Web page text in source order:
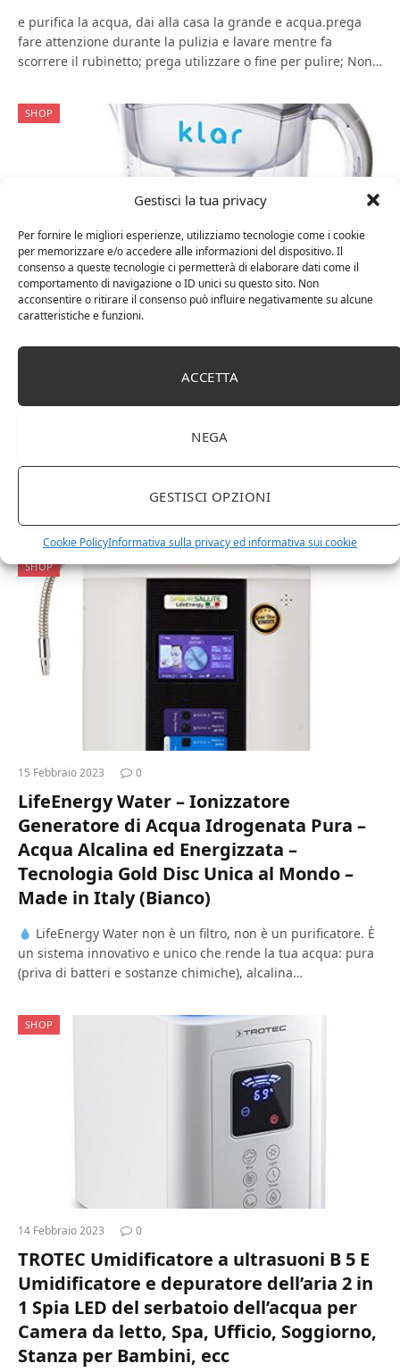
Gestisci la tua privacy
Per fornire le migliori esperienze, utilizziamo tecnologie come i cookie
per memorizzare e/o accedere alle informazioni del dispositivo. Il
consenso a queste tecnologie ci permetterà di elaborare dati come il
comportamento di navigazione o ID unici su questo sito. Non
acconsentire o ritirare il consenso può influire negativamente su alcune
caratteristiche e funzioni.
ACCETTA
NEGA
GESTISCI OPZIONI
Cookie PolicyInformativa sulla privacy ed informativa sui cookie
e purifica la acqua, dai alla casa la grande e acqua.prega
fare attenzione durante la pulizia e lavare mentre fa
scorrere il rubinetto; prega utilizzare o fine per pulire; Non…
SHOP
15 Febbraio 2023 0
Caraffa Filtrante Klar Water – Brocca
Acqua Filtrante da 3,5 L – Con Filtro
Acqua per Rimuovere Fluoruro, PFAS,
presente nell’acqua del rubinetto e in bottiglia. Testato da
laboratori indipendenti nel Regno Unito.Brocca acqua
SHOP
15 Febbraio 2023 0
LifeEnergy Water – Ionizzatore
Generatore di Acqua Idrogenata Pura –
Acqua Alcalina ed Energizzata –
Tecnologia Gold Disc Unica al Mondo –
Made in Italy (Bianco)
LifeEnergy Water non è un filtro, non è un purificatore. È
un sistema innovativo e unico che rende la tua acqua: pura
(priva di batteri e sostanze chimiche), alcalina…
SHOP
14 Febbraio 2023 0
TROTEC Umidificatore a ultrasuoni B 5 E
Umidificatore e depuratore dell’aria 2 in
1 Spia LED del serbatoio dell’acqua per
Camera da letto, Spa, Ufficio, Soggiorno,
Stanza per Bambini, ecc